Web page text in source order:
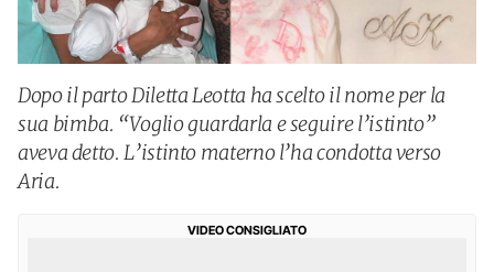
Dopo il parto Diletta Leotta ha scelto il nome per la
sua bimba. “Voglio guardarla e seguire l’istinto”
aveva detto. L’istinto materno l’ha condotta verso
Aria.
VIDEO CONSIGLIATO